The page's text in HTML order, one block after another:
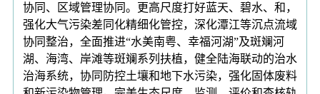
协同、区域管理协同。更高尺度打好蓝天、碧水、和，
强化大气污染差同化精细化管控，深化潭江等沉点流域
协同整治，全面推进“水美南粤、幸福河湖”及斑斓河
湖、海湾、岸滩等斑斓系列扶植，健全陆海联动的治水
治海系统，协同防控土壤和地下水污染，强化固体废料